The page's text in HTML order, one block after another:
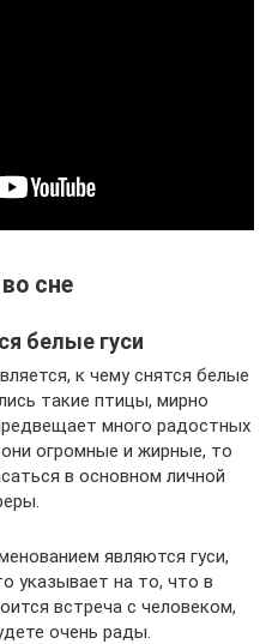
сне
белые гуси
к чему снятся белые
такие птицы, мирно
много радостных
огромные и жирные, то
в основном личной
являются гуси,
указывает на то, что в
встреча с человеком,
очень рады.